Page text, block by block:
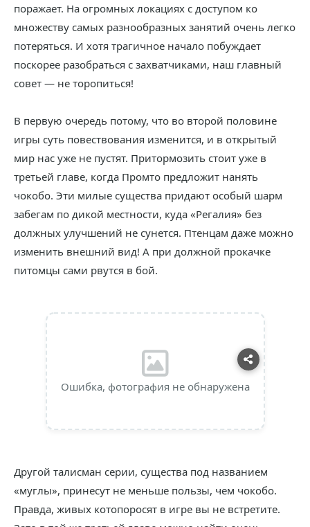
поражает. На огромных локациях с доступом ко
множеству самых разнообразных занятий очень легко
потеряться. И хотя трагичное начало побуждает
поскорее разобраться с захватчиками, наш главный
совет — не торопиться!
В первую очередь потому, что во второй половине
игры суть повествования изменится, и в открытый
мир нас уже не пустят. Притормозить стоит уже в
третьей главе, когда Промто предложит нанять
чокобо. Эти милые существа придают особый шарм
забегам по дикой местности, куда «Регалия» без
должных улучшений не сунется. Птенцам даже можно
изменить внешний вид! А при должной прокачке
питомцы сами рвутся в бой.
Ошибка, фотография не обнаружена
Другой талисман серии, существа под названием
«муглы», принесут не меньше пользы, чем чокобо.
Правда, живых котопоросят в игре вы не встретите.